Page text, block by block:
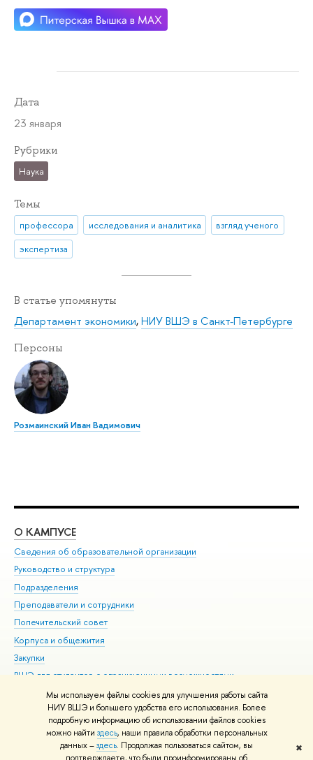
Мы используем файлы cookies для улучшения работы сайта
НИУ ВШЭ и большего удобства его использования. Более
подробную информацию об использовании файлов cookies
можно найти здесь, наши правила обработки персональных
данных –здесь. Продолжая пользоваться сайтом, вы
✖
Дата
23 января
Рубрики
Наука
Темы
профессора исследования и аналитика
взгляд ученого
экспертиза
В статье упомянуты
Департамент экономики,НИУ ВШЭ в Санкт-Петербурге
Персоны
Розмаинский Иван Вадимович
О КАМПУСЕ
Сведения об образовательной организации
Руководство и структура
Подразделения
Преподаватели и сотрудники
Попечительский совет
Корпуса и общежития
Закупки
ВШЭ для студентов с ограниченными возможностями
здоровья и инвалидностью
Версия для слабовидящих
Единая платежная страница